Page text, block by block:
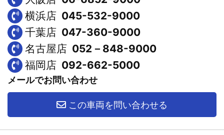
横浜店 045-532-9000
千葉店 047-360-9000
名古屋店 052－848-9000
福岡店 092-662-5000
メールでお問い合わせ
この車両を問い合わせる